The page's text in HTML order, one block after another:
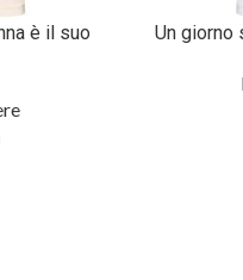
è il suo
Un giorno